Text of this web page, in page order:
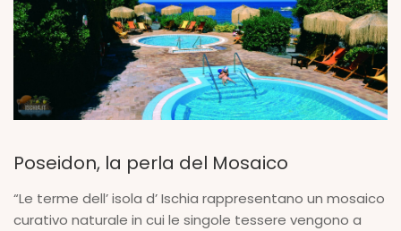
Poseidon, la perla del Mosaico
“Le terme dell’ isola d’ Ischia rappresentano un mosaico
curativo naturale in cui le singole tessere vengono a